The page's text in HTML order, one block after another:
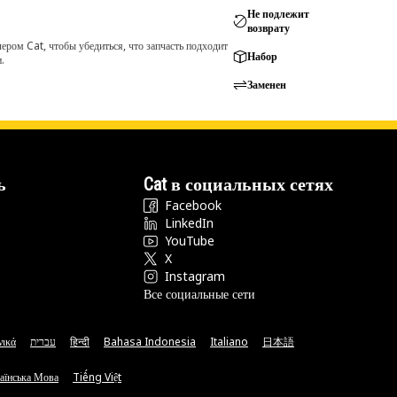
Cat, чтобы убедиться, что запчасть подходит
Не подлежит
возврату
Набор
Заменен
Cat в социальных сетях
Facebook
LinkedIn
YouTube
X
Instagram
Все социальные сети
עברית हिन्दी Bahasa Indonesia Italiano 日本語
Мова Tiếng Việt